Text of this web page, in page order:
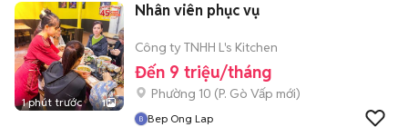
1 phút trước 1
Nhân viên phục vụ
Công ty TNHH L's Kitchen
Đến 9 triệu/tháng
Phường 10 (P. Gò Vấp mới)
Bep Ong Lap